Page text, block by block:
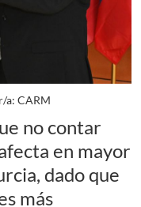
a: CARM
no contar
en mayor
dado que
más